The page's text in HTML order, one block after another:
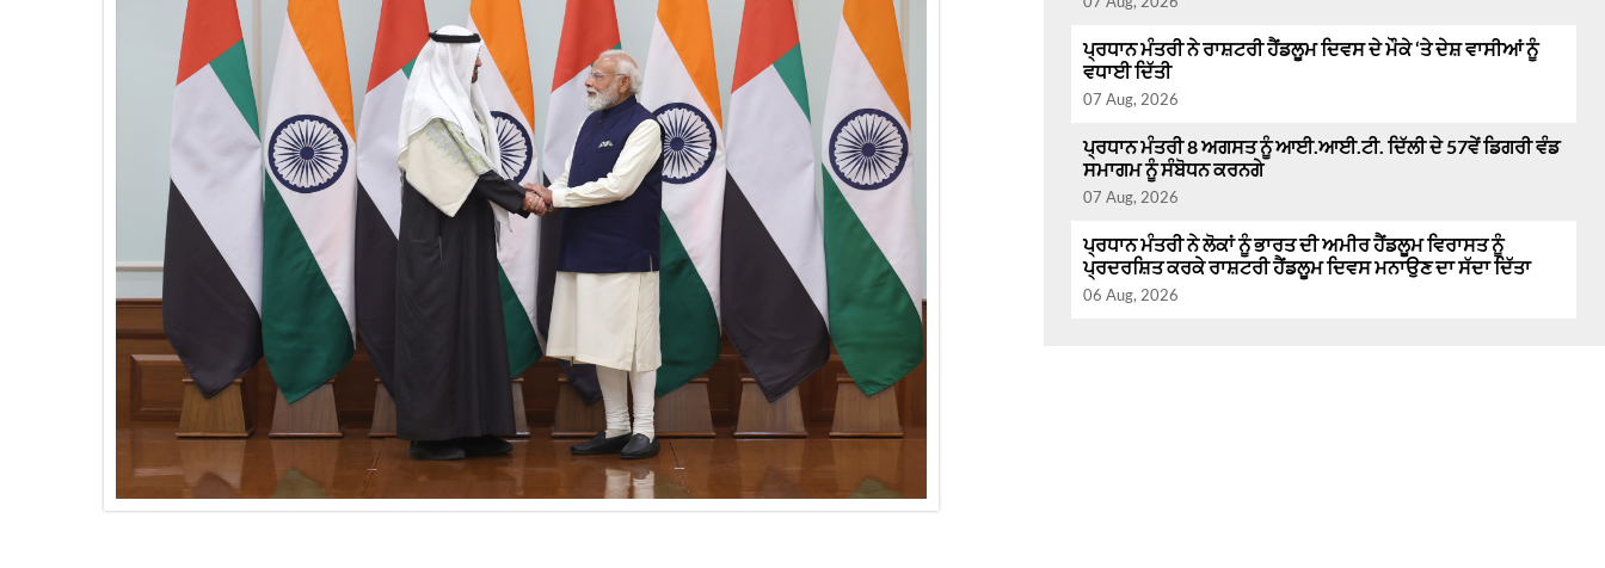
ਪ੍ਰਧਾਨ ਮੰਤਰੀ ਨੇ ਰਾਸ਼ਟਰੀ ਹੈਂਡਲੂਮ ਦਿਵਸ ਦੇ ਮੌਕੇ ‘ਤੇ ਦੇਸ਼ ਵਾਸੀਆਂ ਨੂੰ
ਵਧਾਈ ਦਿੱਤੀ
07 Aug, 2026
ਪ੍ਰਧਾਨ ਮੰਤਰੀ 8 ਅਗਸਤ ਨੂੰ ਆਈ.ਆਈ.ਟੀ. ਦਿੱਲੀ ਦੇ 57ਵੇਂ ਡਿਗਰੀ ਵੰਡ
ਸਮਾਗਮ ਨੂੰ ਸੰਬੋਧਨ ਕਰਨਗੇ
07 Aug, 2026
ਪ੍ਰਧਾਨ ਮੰਤਰੀ ਨੇ ਲੋਕਾਂ ਨੂੰ ਭਾਰਤ ਦੀ ਅਮੀਰ ਹੈਂਡਲੂਮ ਵਿਰਾਸਤ ਨੂੰ
ਪ੍ਰਦਰਸ਼ਿਤ ਕਰਕੇ ਰਾਸ਼ਟਰੀ ਹੈਂਡਲੂਮ ਦਿਵਸ ਮਨਾਉਣ ਦਾ ਸੱਦਾ ਦਿੱਤਾ
06 Aug, 2026